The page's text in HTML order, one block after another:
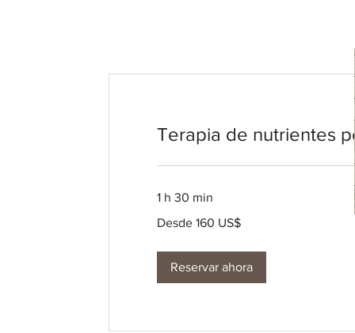
Terapia de nutrientes
1 h 30 min
160
Desde 160 US$
Reservar ahora